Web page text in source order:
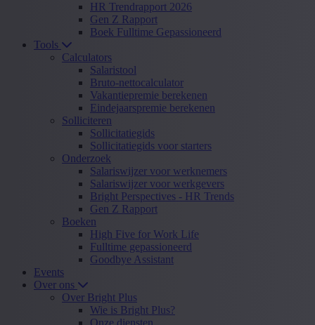
HR Trendrapport 2026
Gen Z Rapport
Boek Fulltime Gepassioneerd
Tools
Calculators
Salaristool
Bruto-nettocalculator
Vakantiepremie berekenen
Eindejaarspremie berekenen
Solliciteren
Sollicitatiegids
Sollicitatiegids voor starters
Onderzoek
Salariswijzer voor werknemers
Salariswijzer voor werkgevers
Bright Perspectives - HR Trends
Gen Z Rapport
Boeken
High Five for Work Life
Fulltime gepassioneerd
Goodbye Assistant
Events
Over ons
Over Bright Plus
Wie is Bright Plus?
Onze diensten